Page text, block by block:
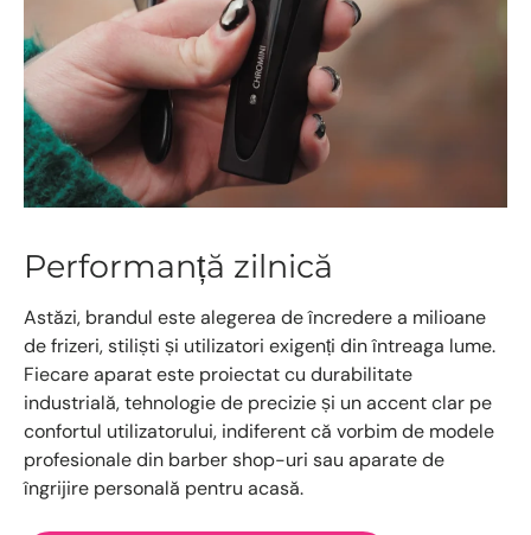
Performanță zilnică
Astăzi, brandul este alegerea de încredere a milioane
de frizeri, stiliști și utilizatori exigenți din întreaga lume.
Fiecare aparat este proiectat cu durabilitate
industrială, tehnologie de precizie și un accent clar pe
confortul utilizatorului, indiferent că vorbim de modele
profesionale din barber shop-uri sau aparate de
îngrijire personală pentru acasă.